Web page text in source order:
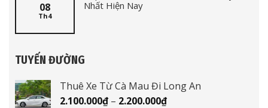
08
Th4
Nhất Hiện Nay
TUYẾN ĐƯỜNG
Thuê Xe Từ Cà Mau Đi Long An
2.100.000₫ – 2.200.000₫Khoảng